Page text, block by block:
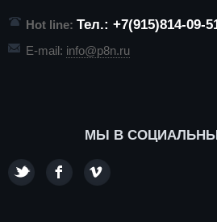
Hot line: Тел.: +7(915)814-09-
E-mail: info@p8n.ru
МЫ В